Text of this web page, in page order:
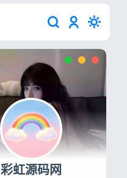
彩虹源码网